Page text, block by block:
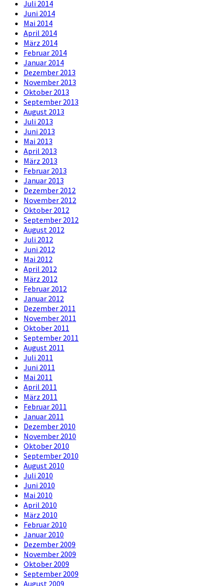
Juli 2014
Juni 2014
Mai 2014
April 2014
März 2014
Februar 2014
Januar 2014
Dezember 2013
November 2013
Oktober 2013
September 2013
August 2013
Juli 2013
Juni 2013
Mai 2013
April 2013
März 2013
Februar 2013
Januar 2013
Dezember 2012
November 2012
Oktober 2012
September 2012
August 2012
Juli 2012
Juni 2012
Mai 2012
April 2012
März 2012
Februar 2012
Januar 2012
Dezember 2011
November 2011
Oktober 2011
September 2011
August 2011
Juli 2011
Juni 2011
Mai 2011
April 2011
März 2011
Februar 2011
Januar 2011
Dezember 2010
November 2010
Oktober 2010
September 2010
August 2010
Juli 2010
Juni 2010
Mai 2010
April 2010
März 2010
Februar 2010
Januar 2010
Dezember 2009
November 2009
Oktober 2009
September 2009
August 2009